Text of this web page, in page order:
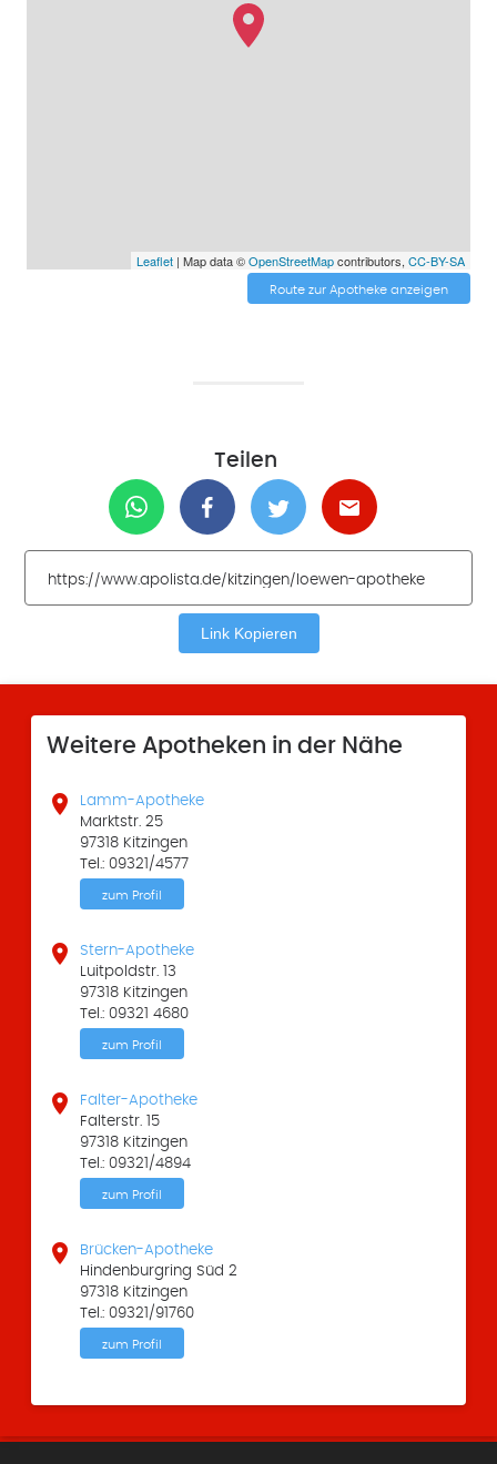
Leaflet| Map data ©OpenStreetMapcontributors, CC-BY-SA
Route zur Apotheke anzeigen
Teilen
Link Kopieren
Weitere Apotheken in der Nähe

Lamm-Apotheke
Marktstr. 25
97318 Kitzingen
Tel.: 09321/4577
zum Profil

Stern-Apotheke
Luitpoldstr. 13
97318 Kitzingen
Tel.: 09321 4680
zum Profil

Falter-Apotheke
Falterstr. 15
97318 Kitzingen
Tel.: 09321/4894
zum Profil

Brücken-Apotheke
Hindenburgring Süd 2
97318 Kitzingen
Tel.: 09321/91760
zum Profil